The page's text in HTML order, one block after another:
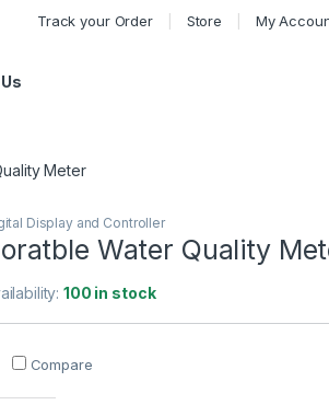
Track your Order Store My
Meter
Display and Controller
Water Quality
100 in stock
Compare